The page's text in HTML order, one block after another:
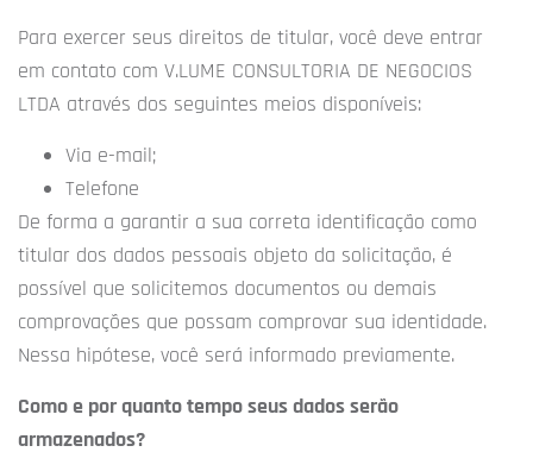
Para exercer seus direitos de titular, você deve entrar
em contato com V.LUME CONSULTORIA DE NEGOCIOS
LTDA através dos seguintes meios disponíveis:
Via e-mail;
Telefone
De forma a garantir a sua correta identificação como
titular dos dados pessoais objeto da solicitação, é
possível que solicitemos documentos ou demais
comprovações que possam comprovar sua identidade.
Nessa hipótese, você será informado previamente.
Como e por quanto tempo seus dados serão
armazenados?